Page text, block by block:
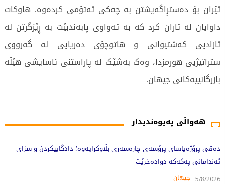
هەواڵی پەیوەندیدار
دەقی پرۆژەیاسای پرۆسەی چارەسەری بڵاوکرایەوە؛ دادگاییکردن و سزای
ئەندامانی پەکەکە دوادەخرێت
5/8/2026 جیهان
ئێران بۆ دەستڕاگەیشتن بە چەکی ئەتۆمی کردەوە. هاوکات
داوایان لە تاران کرد کە بە تەواوی پابەندبێت بە ڕێزگرتن لە
ئازادیی کەشتیوانی و هاتوچۆی دەریایی لە گەرووی
ستراتیژیی هورمزدا، وەک بەشێک لە پاراستنی ئاسایشی هێڵە
بازرگانییەکانی جیهان.